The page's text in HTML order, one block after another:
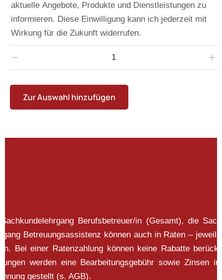
aktuelle Angebote, Produkte und Dienstleistungen zu
informieren. Diese Einwilligung kann ich jederzeit mit
Wirkung für die Zukunft widerrufen.
Zur Auswahl hinzufügen
Berufsbetreuer/in (Gesamt), die
Betreuungsassistenz können auch in Raten –
Bei einer Ratenzahlung können keine Rabatte
werden eine Bearbeitungsgebühr sowie Zinsen
gestellt (s. AGB).